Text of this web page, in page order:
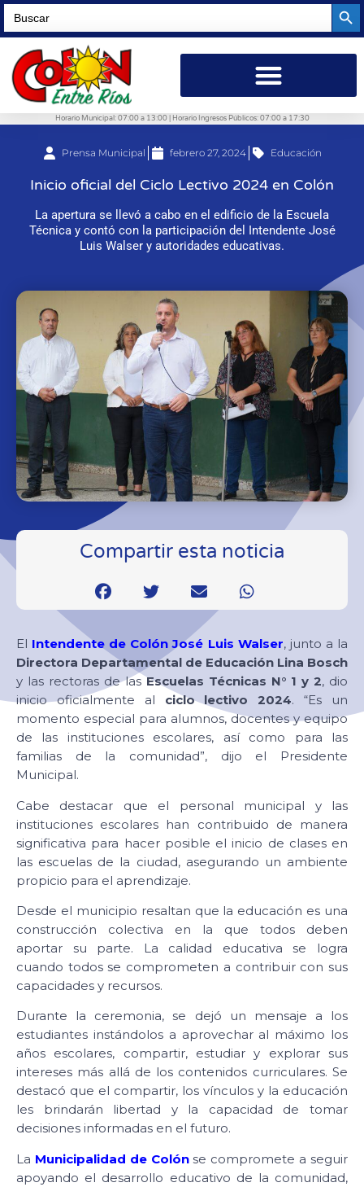
Search
for:
Horario Municipal: 07:00 a 13:00 | Horario Ingresos Públicos: 07:00 a 17:30
Prensa Municipal febrero 27, 2024 Educación
Inicio oficial del Ciclo Lectivo 2024 en Colón
La apertura se llevó a cabo en el edificio de la Escuela
Técnica y contó con la participación del Intendente José
Luis Walser y autoridades educativas.
Compartir esta noticia
El Intendente de Colón José Luis Walser, junto a la
Directora Departamental de Educación Lina Bosch
y las rectoras de lasEscuelas Técnicas N° 1 y 2, dio
inicio oficialmente al ciclo lectivo 2024. “Es un
momento especial para alumnos, docentes y equipo
de las instituciones escolares, así como para las
familias de la comunidad”, dijo el Presidente
Municipal.
Cabe destacar que el personal municipal y las
instituciones escolares han contribuido de manera
significativa para hacer posible el inicio de clases en
las escuelas de la ciudad, asegurando un ambiente
propicio para el aprendizaje.
Desde el municipio resaltan que la educación es una
construcción colectiva en la que todos deben
aportar su parte. La calidad educativa se logra
cuando todos se comprometen a contribuir con sus
capacidades y recursos.
Durante la ceremonia, se dejó un mensaje a los
estudiantes instándolos a aprovechar al máximo los
años escolares, compartir, estudiar y explorar sus
intereses más allá de los contenidos curriculares. Se
destacó que el compartir, los vínculos y la educación
les brindarán libertad y la capacidad de tomar
decisiones informadas en el futuro.
La Municipalidad de Colónse compromete a seguir
apoyando el desarrollo educativo de la comunidad,